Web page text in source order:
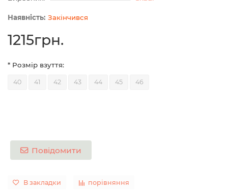
Закінчився
1215грн.
* Розмір взуття:
40 41 42 43 44 45 46
Повідомити
В закладки порівняння